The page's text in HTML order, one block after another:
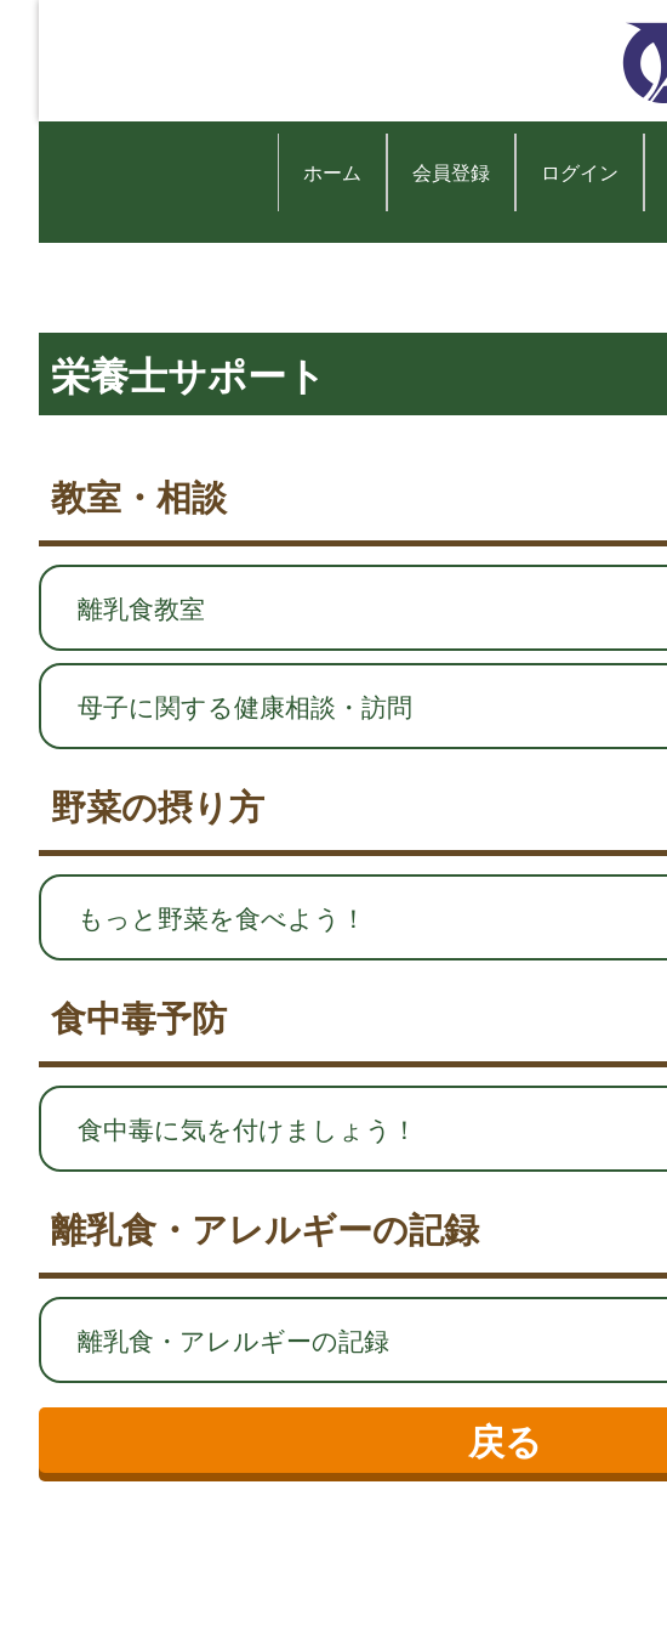
ホーム 会員登録 ログイン
栄養士サポート
教室・相談
離乳食教室
母子に関する健康相談・訪問
野菜の摂り方
もっと野菜を食べよう！
食中毒予防
食中毒に気を付けましょう！
離乳食・アレルギーの記録
離乳食・アレルギーの記録
戻る